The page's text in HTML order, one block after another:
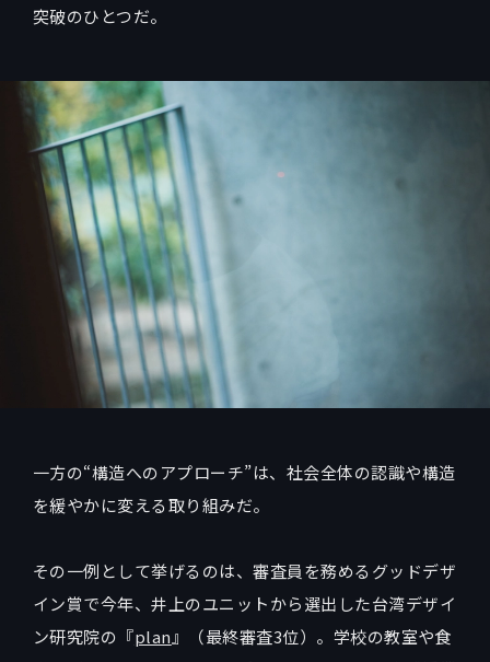
突破のひとつだ。
一方の“構造へのアプローチ”は、社会全体の認識や構造
を緩やかに変える取り組みだ。
その一例として挙げるのは、審査員を務めるグッドデザ
イン賞で今年、井上のユニットから選出した台湾デザイ
ン研究院の『plan』（最終審査3位）。学校の教室や食